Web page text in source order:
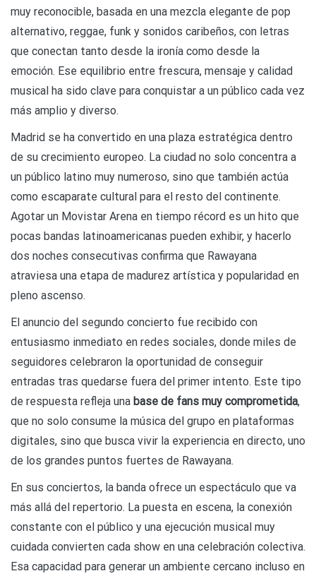
muy reconocible, basada en una mezcla elegante de pop
alternativo, reggae, funk y sonidos caribeños, con letras
que conectan tanto desde la ironía como desde la
emoción. Ese equilibrio entre frescura, mensaje y calidad
musical ha sido clave para conquistar a un público cada vez
más amplio y diverso.
Madrid se ha convertido en una plaza estratégica dentro
de su crecimiento europeo. La ciudad no solo concentra a
un público latino muy numeroso, sino que también actúa
como escaparate cultural para el resto del continente.
Agotar un Movistar Arena en tiempo récord es un hito que
pocas bandas latinoamericanas pueden exhibir, y hacerlo
dos noches consecutivas confirma que Rawayana
atraviesa una etapa de madurez artística y popularidad en
pleno ascenso.
El anuncio del segundo concierto fue recibido con
entusiasmo inmediato en redes sociales, donde miles de
seguidores celebraron la oportunidad de conseguir
entradas tras quedarse fuera del primer intento. Este tipo
de respuesta refleja una base de fans muy comprometida,
que no solo consume la música del grupo en plataformas
digitales, sino que busca vivir la experiencia en directo, uno
de los grandes puntos fuertes de Rawayana.
En sus conciertos, la banda ofrece un espectáculo que va
más allá del repertorio. La puesta en escena, la conexión
constante con el público y una ejecución musical muy
cuidada convierten cada show en una celebración colectiva.
Esa capacidad para generar un ambiente cercano incluso en